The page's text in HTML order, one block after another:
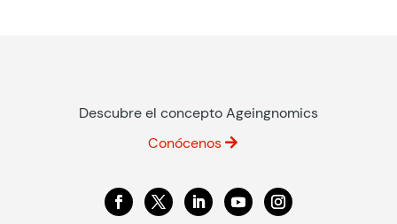
Descubre el concepto Ageingnomics
Conócenos